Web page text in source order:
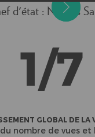
d'état : Nicolas
1/7
GLOBAL DE LA
nombre de vues et